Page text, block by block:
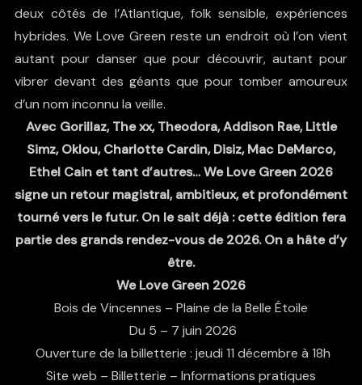
deux côtés de l’Atlantique, folk sensible, expériences
hybrides. We Love Green reste un endroit où l’on vient
autant pour danser que pour découvrir, autant pour
vibrer devant des géants que pour tomber amoureux
d’un nom inconnu la veille.
Avec Gorillaz, The xx, Theodora, Addison Rae, Little
Simz, Oklou, Charlotte Cardin, Disiz, Mac DeMarco,
Ethel Cain et tant d’autres… We Love Green 2026
signe un retour magistral, ambitieux, et profondément
tourné vers le futur. On le sait déjà : cette édition fera
partie des grands rendez-vous de 2026. On a hâte d’y
être.
We Love Green 2026
Bois de Vincennes – Plaine de la Belle Étoile
Du 5 – 7 juin 2026
Ouverture de la billetterie : jeudi 11 décembre à 18h
Site web – Billetterie – Informations pratiques